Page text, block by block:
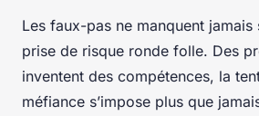
Les faux-pas ne manquent jamais
prise de risque ronde folle. Des
inventent des compétences, la
méfiance s’impose plus que